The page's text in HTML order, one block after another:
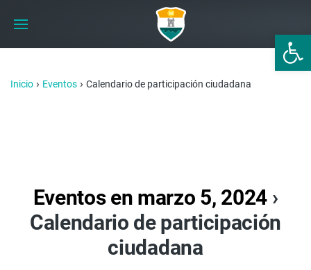
Abrir
Inicio › Eventos › Calendario de participación ciudadana
Eventos en marzo 5, 2024›
Calendario de participación
ciudadana